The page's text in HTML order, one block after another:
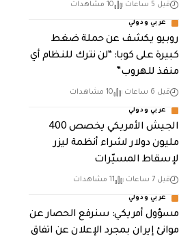
قبل 5 ساعات 10 مشاهدات
عربي ودولي
روبيو يكشف عن حملة ضغط
كبيرة على كوبا: “لن نترك للنظام أي
منفذ للهروب”
قبل 6 ساعات 10 مشاهدات
عربي ودولي
الجيش الأمريكي يخصص 400
مليون دولار لشراء أنظمة ليزر
لإسقاط المسيّرات
قبل 7 ساعات 11 مشاهدات
عربي ودولي
مسؤول أمريكي: سنرفع الحصار عن
موانئ إيران بمجرد الإعلان عن اتفاق